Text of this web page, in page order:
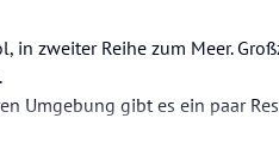
zweiter Reihe zum Meer.
Umgebung gibt es ein paar